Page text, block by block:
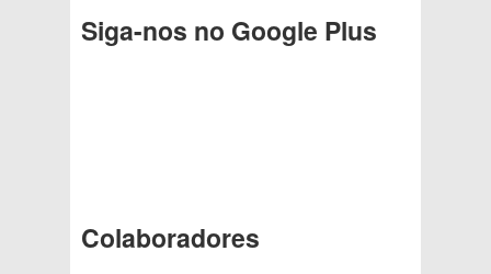
Siga-nos no Google Plus
Colaboradores